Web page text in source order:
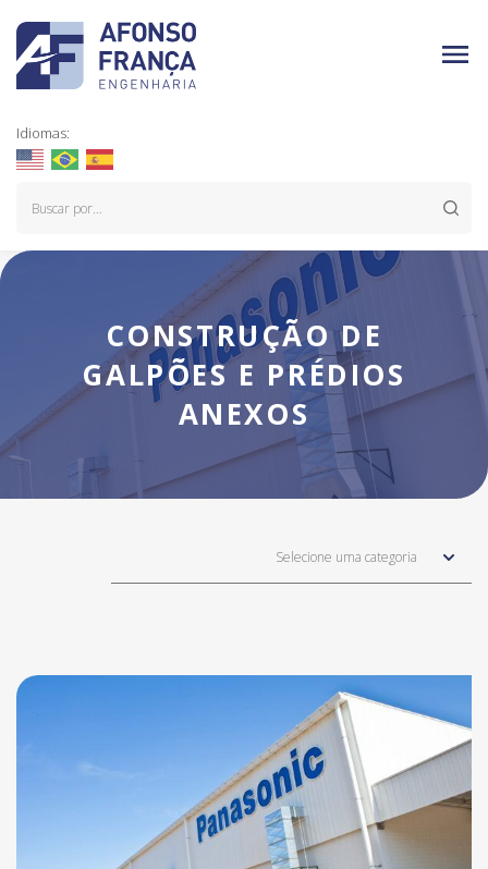
Idiomas:
CONSTRUÇÃO DE
GALPÕES E PRÉDIOS
ANEXOS
Selecione uma categoria